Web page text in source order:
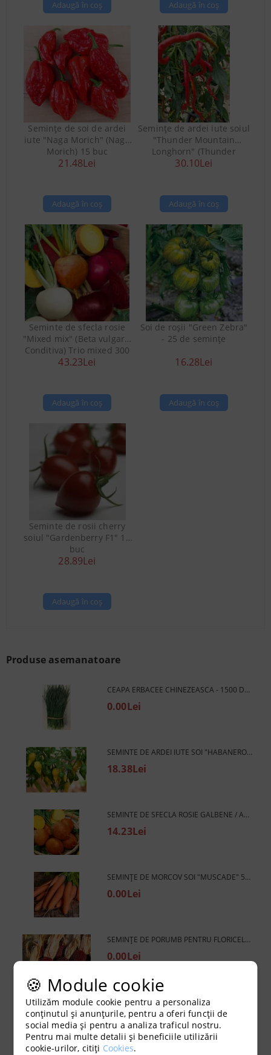
Semințe de soi de ardei
iute "Naga Morich" (Naga
Morich) 15 buc
21.48Lei
Semințe de ardei iute soiul
"Thunder Mountain
Longhorn" (Thunder
Mountain Longhorn) 15
30.10Lei
Seminte de sfecla rosie
"Mixed mix" (Beta vulgaris
Conditiva) Trio mixed 300
buc
43.23Lei
Soi de roșii "Green Zebra"
- 25 de semințe
16.28Lei
Seminte de rosii cherry
soiul "Gardenberry F1" 10
buc
28.89Lei
Produse asemanatoare
CEAPA ERBACEE CHINEZEASCA - 1500 DE SEMINTE 5G
0.00Lei
SEMINTE DE ARDEI IUTE SOI "HABANERO LEMON" (HABANERO LEMON) 15 BUC
18.38Lei
SEMINTE DE SFECLA ROSIE GALBENE / AURII (GOLDEN DETROIT) 300 BUC (±) / 4 G
14.23Lei
SEMINȚE DE MORCOV SOI "MUSCADE" 5000 BUC (±) / 5 G
0.00Lei
SEMINȚE DE PORUMB PENTRU FLORICELE DE PORUMB SOI „STRAWBERRY RED” 50 BUC (±) / 5 G
0.00Lei
0.00Lei
🍪 Module cookie
Utilizăm module cookie pentru a personaliza
conținutul și anunțurile, pentru a oferi funcții de
social media și pentru a analiza traficul nostru.
Pentru mai multe detalii și beneficiile utilizării
cookie-urilor, citiți Cookies.